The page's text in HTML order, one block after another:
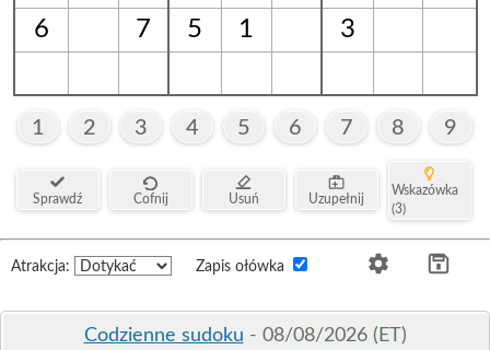
6
7 5 1 3
1 2 3 4 5 6 7 8 9
Sprawdź Cofnij Usuń Uzupełnij
Wskazówka
(3)
Atrakcja: Zapis ołówka
Codzienne sudoku - 08/08/2026 (ET)